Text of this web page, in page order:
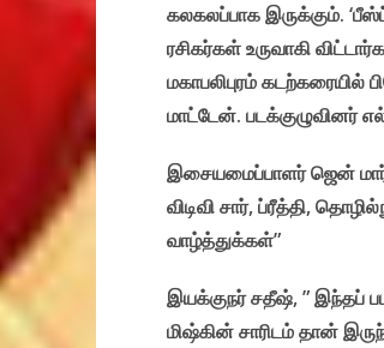
கலகலப்பாக இருக்கும்.
ரசிகர்கள் உருவாகி
மகாபலிபுரம்
மாட்டேன். படக்குழுவினர்
இசையமைப்பாளர் ஜென்
விடிவி சார், ப்ரீத்தி,
வாழ்த்துக்கள்”
இயக்குநர் சதீஷ், ” இந்தப்
மிஷ்கின் சாரிடம் தான்